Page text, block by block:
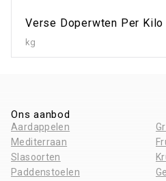
Verse Doperwten Per Kilo
kg
Ons aanbod
Aardappelen
Mediterraan
Slasoorten
Paddenstoelen